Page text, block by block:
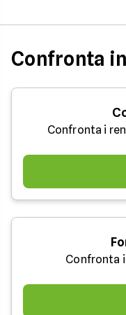
Confronta
Confronta i
Confronta